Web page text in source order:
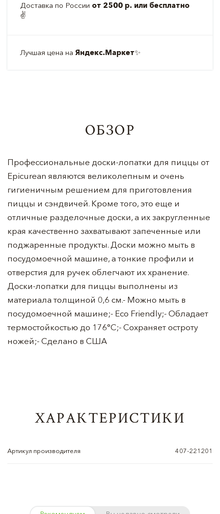
Доставка по России от 2500 р. или бесплатно
✌️
Лучшая цена на Яндекс.Маркет✨
ОБЗОР
Профессиональные доски-лопатки для пиццы от
Epicurean являются великолепным и очень
гигиеничным решением для приготовления
пиццы и сэндвичей. Кроме того, это еще и
отличные разделочные доски, а их закругленные
края качественно захватывают запеченные или
поджаренные продукты. Доски можно мыть в
посудомоечной машине, а тонкие профили и
отверстия для ручек облегчают их хранение.
Доски-лопатки для пиццы выполнены из
материала толщиной 0,6 см.- Можно мыть в
посудомоечной машине;- Eco Friendly;- Обладает
термостойкостью до 176°C;- Сохраняет остроту
ножей;- Сделано в США
ХАРАКТЕРИСТИКИ
Артикул производителя 407-221201